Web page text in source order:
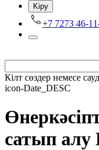
Kіру
+7 7273 46-
Кілт сөздер немесе
icon-Date_DESC
сатып алу